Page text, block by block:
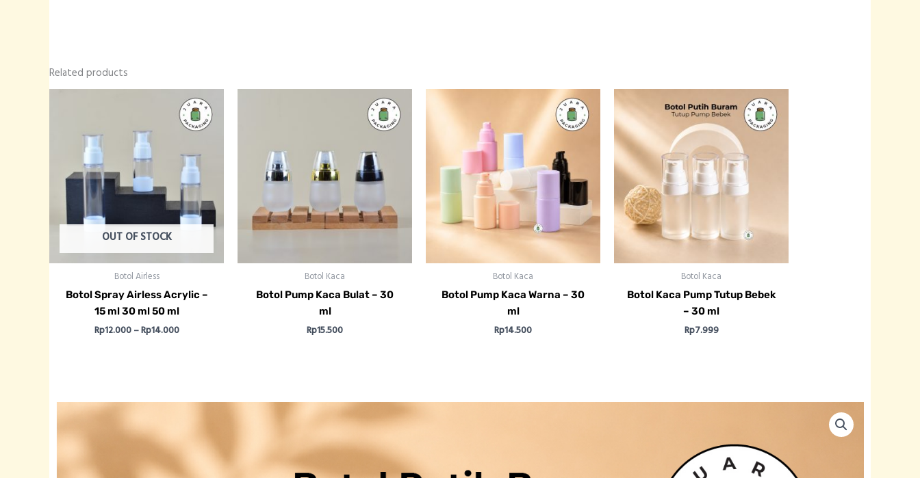
Related products
OUT OF STOCK
Botol Airless
Botol Spray Airless Acrylic –
15 ml 30 ml 50 ml
Rp12.000 –Rp14.000
Price
range:
Rp12.000
through
Botol Kaca
Botol Pump Kaca Bulat – 30
ml
Rp15.500
Botol Kaca
Botol Pump Kaca Warna – 30
ml
Rp14.500
Botol Kaca
Botol Kaca Pump Tutup Bebek
– 30 ml
Rp7.999